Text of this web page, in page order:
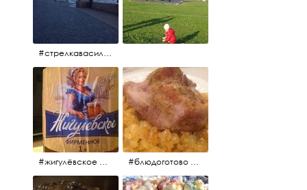
#стрелкавасильевскогоострова #нева #река
#жигулёвское #пиво #свежеепиво #beer #напиток #блюдоготово #можнокушать #простолук #лук #индейкавфольге #мясоиндейки